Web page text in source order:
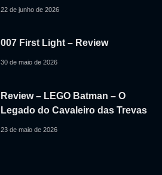
22 de junho de 2026
007 First Light – Review
30 de maio de 2026
Review – LEGO Batman – O
Legado do Cavaleiro das Trevas
23 de maio de 2026